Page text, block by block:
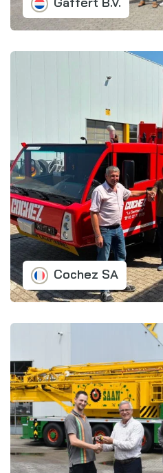
Cochez SA